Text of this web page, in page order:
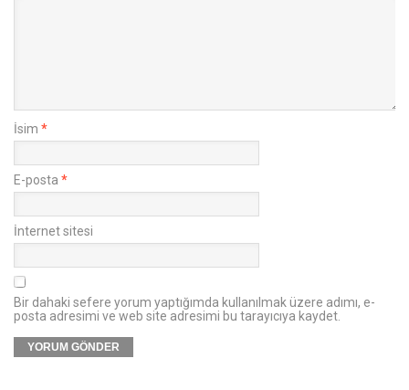
İsim *
E-posta *
İnternet sitesi
Bir dahaki sefere yorum yaptığımda kullanılmak üzere adımı, e-
posta adresimi ve web site adresimi bu tarayıcıya kaydet.